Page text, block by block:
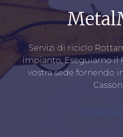
Servizi di riciclo
impianto, Eseguiamo il
vostra sede fornendo